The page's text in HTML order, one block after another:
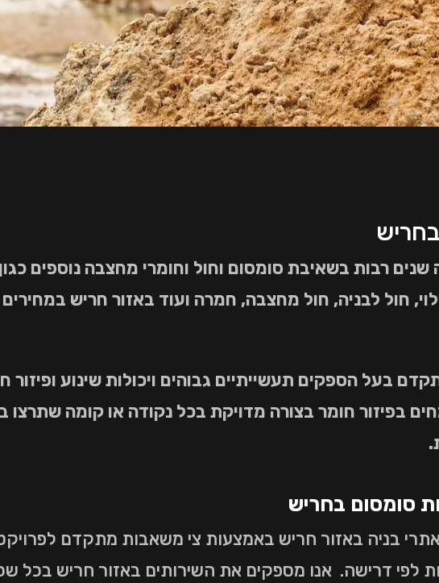
רבות בשאיבת סומסום וחול וחומרי מחצבה נוספים
חול לבניה, חול מחצבה, חמרה ועוד באזור חריש
בפיזור חומר בצורה מדויקת בכל נקודה או קומה שתרצו
סומסום בחריש
בניה באזור חריש באמצעות צי משאבות מתקדם
סומסום וחול עד לגובה 50 קומות לפי דרישה. אנו מספקים את השירותים באזור